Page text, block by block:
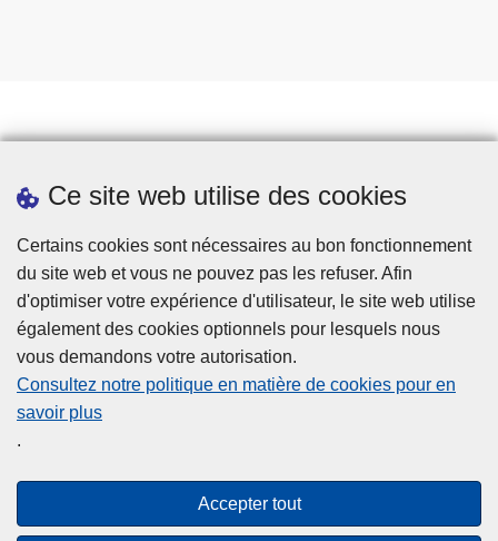
Ce site web utilise des cookies
Certains cookies sont nécessaires au bon fonctionnement
du site web et vous ne pouvez pas les refuser. Afin
d'optimiser votre expérience d'utilisateur, le site web utilise
également des cookies optionnels pour lesquels nous
vous demandons votre autorisation.
Consultez notre politique en matière de cookies pour en
savoir plus
.
Accepter tout
Téléchargements
Presse
Cookies
Accessibilité